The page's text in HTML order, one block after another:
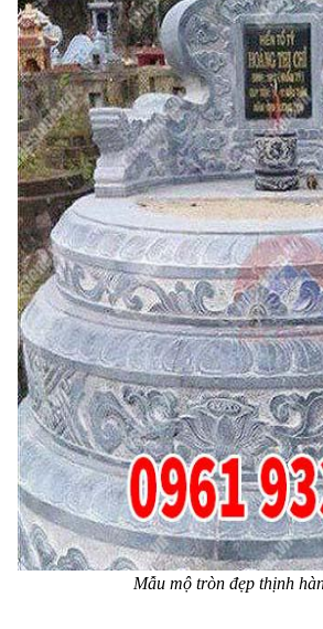
Mẫu mộ tròn đẹp thịnh